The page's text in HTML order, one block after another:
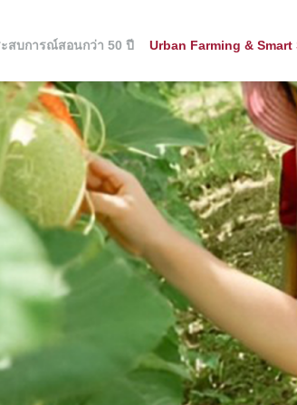
สบการณ์สอนกว่า 50 ปี Urban Farming & Smart